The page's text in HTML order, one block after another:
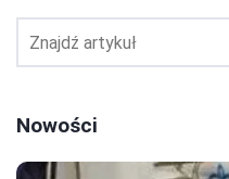
Nowości